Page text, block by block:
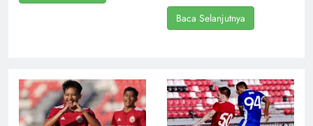
Baca Selanjutnya